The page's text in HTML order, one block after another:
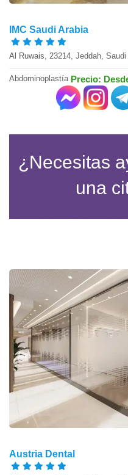
IMC Saudi Arabia
Al Ruwais, 23214, Jeddah, Saudi
Abdominoplastía Precio:
¿Necesitas
una
Austria Dental